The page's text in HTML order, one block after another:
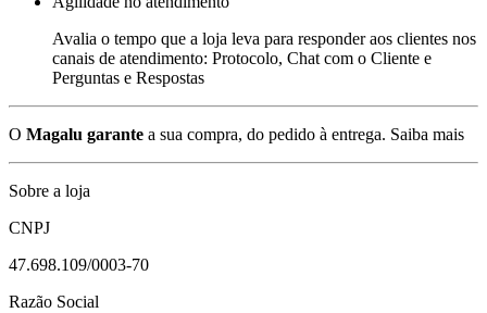
Avalia o tempo que a loja leva para responder aos clientes nos
canais de atendimento: Protocolo, Chat com o Cliente e
Perguntas e Respostas
O Magalu garante a sua compra, do pedido à entrega. Saiba mais
Sobre a loja
CNPJ
47.698.109/0003-70
Razão Social